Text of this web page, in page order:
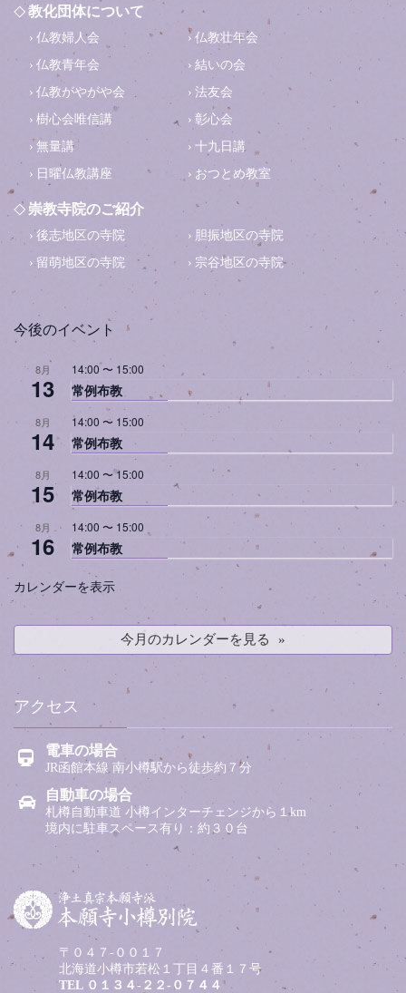
教化団体について
仏教婦人会
仏教壮年会
仏教青年会
結いの会
仏教がやがや会
法友会
樹心会唯信講
彰心会
無量講
十九日講
日曜仏教講座
おつとめ教室
崇教寺院のご紹介
後志地区の寺院
胆振地区の寺院
留萌地区の寺院
宗谷地区の寺院
今後のイベント
8月
13
14:00〜 15:00
常例布教
8月
14
14:00 〜 15:00
常例布教
8月
15
14:00 〜15:00
常例布教
8月
16
14:00 〜 15:00
常例布教
カレンダーを表示
今月のカレンダーを見る
アクセス
電車の場合
JR函館本線 南小樽駅から徒歩約７分
自動車の場合
札樽自動車道 小樽インターチェンジから１km
境内に駐車スペース有り：約３０台
〒０４７-００１７
北海道小樽市若松１丁目４番１７号
TEL ０１３４-２２-０７４４